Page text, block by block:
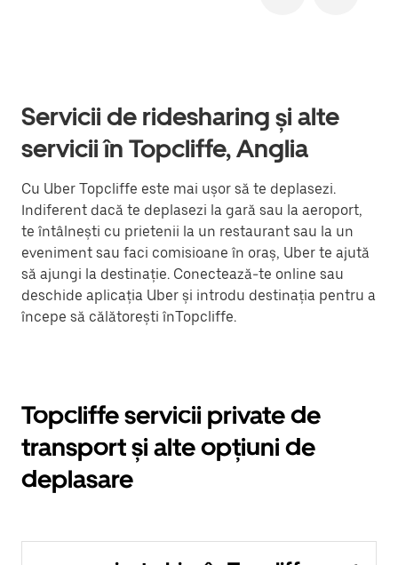
Servicii de ridesharing și alte
servicii în Topcliffe, Anglia
Cu Uber Topcliffe este mai ușor să te deplasezi.
Indiferent dacă te deplasezi la gară sau la aeroport,
te întâlnești cu prietenii la un restaurant sau la un
eveniment sau faci comisioane în oraș, Uber te ajută
să ajungi la destinație. Conectează-te online sau
deschide aplicația Uber și introdu destinația pentru a
începe să călătorești înTopcliffe.
Topcliffe servicii private de
transport și alte opțiuni de
deplasare